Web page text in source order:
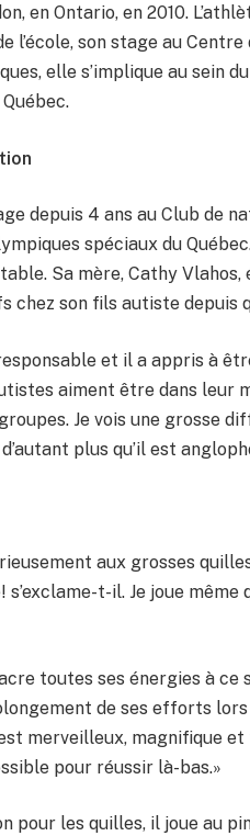
en Ontario, en 2010.
l’école, son stage au
elle s’implique au sein
depuis 4 ans au Club de
spéciaux du
Sa mère, Cathy
chez son fils autiste depuis
et il a appris à
aiment être dans leur
Je vois une grosse
plus qu’il est
aux grosses
t-il. Je joue
toutes ses énergies à
de ses efforts
merveilleux, magnifique
pour réussir là-bas.»
pour les quilles, il joue au